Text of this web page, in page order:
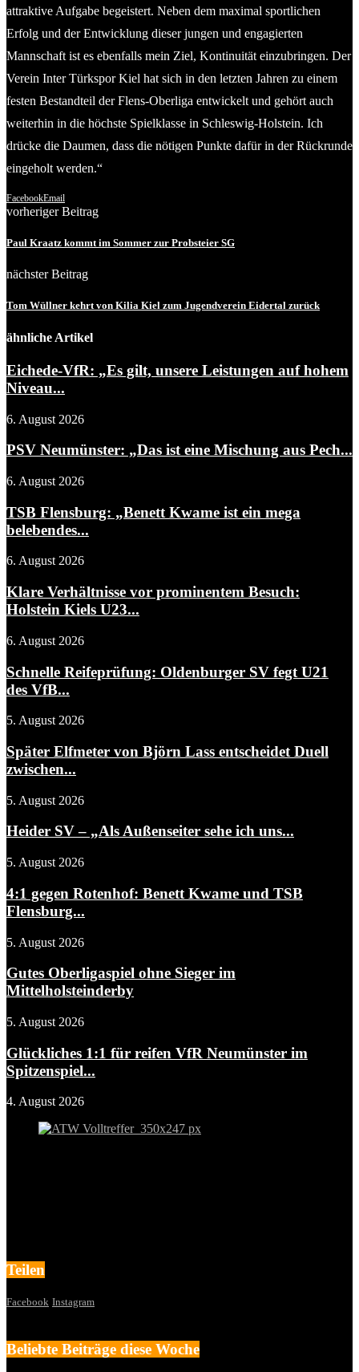
attraktive Aufgabe begeistert. Neben dem maximal sportlichen
Erfolg und der Entwicklung dieser jungen und engagierten
Mannschaft ist es ebenfalls mein Ziel, Kontinuität einzubringen. Der
Verein Inter Türkspor Kiel hat sich in den letzten Jahren zu einem
festen Bestandteil der Flens-Oberliga entwickelt und gehört auch
weiterhin in die höchste Spielklasse in Schleswig-Holstein. Ich
drücke die Daumen, dass die nötigen Punkte dafür in der Rückrunde
eingeholt werden.“
FacebookEmail
vorheriger Beitrag
Paul Kraatz kommt im Sommer zur Probsteier SG
nächster Beitrag
Tom Wüllner kehrt von Kilia Kiel zum Jugendverein Eidertal zurück
ähnliche Artikel
Eichede-VfR: „Es gilt, unsere Leistungen auf hohem
Niveau...
6. August 2026
PSV Neumünster: „Das ist eine Mischung aus Pech...
6. August 2026
TSB Flensburg: „Benett Kwame ist ein mega
belebendes...
6. August 2026
Klare Verhältnisse vor prominentem Besuch:
Holstein Kiels U23...
6. August 2026
Schnelle Reifeprüfung: Oldenburger SV fegt U21
des VfB...
5. August 2026
Später Elfmeter von Björn Lass entscheidet Duell
zwischen...
5. August 2026
Heider SV – „Als Außenseiter sehe ich uns...
5. August 2026
4:1 gegen Rotenhof: Benett Kwame und TSB
Flensburg...
5. August 2026
Gutes Oberligaspiel ohne Sieger im
Mittelholsteinderby
5. August 2026
Glückliches 1:1 für reifen VfR Neumünster im
Spitzenspiel...
4. August 2026
Teilen
Facebook Instagram
Beliebte Beiträge diese Woche